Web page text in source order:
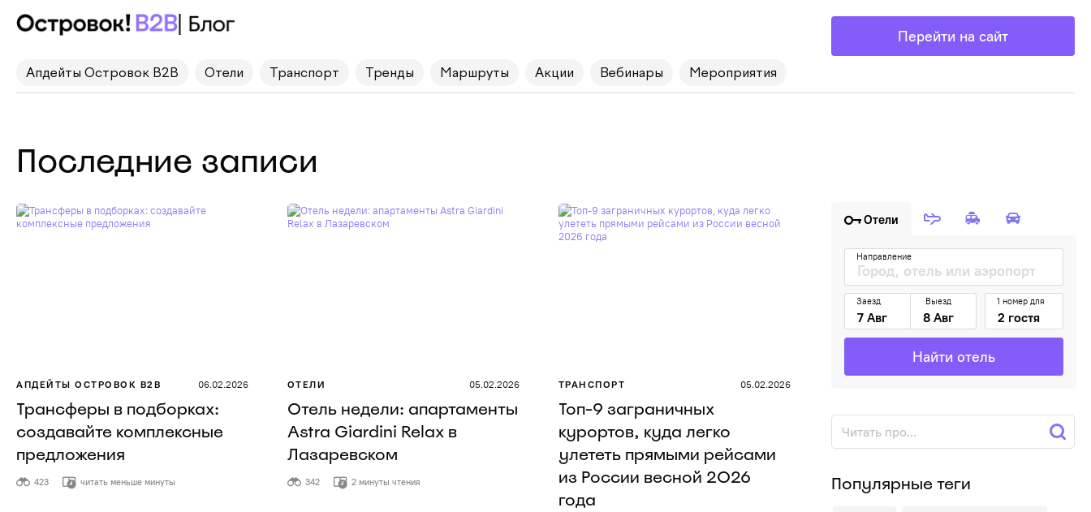
Перейти на сайт
Апдейты Островок B2B Отели Транспорт Тренды Маршруты Акции Вебинары Мероприятия
Последние записи
АПДЕЙТЫ ОСТРОВОК B2B 06.02.2026
Трансферы в подборках:
создавайте комплексные
предложения
423 читать меньше минуты
ОТЕЛИ 05.02.2026
Отель недели: апартаменты
Astra Giardini Relax в
Лазаревском
342 2 минуты чтения
ТРАНСПОРТ 05.02.2026
Топ-9 заграничных
курортов, куда легко
улететь прямыми рейсами
из России весной 2026
года
Отели
Направление
Заезд Выезд 1 номер для
Найти отель
Популярные теги